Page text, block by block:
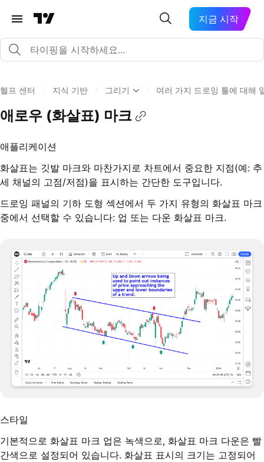
지금 시작
헬프 센터 지식 기반 그리기 여러 가지 드로잉 툴에 대해
애로우 (화살표) 마크
애플리케이션
화살표는 깃발 마크와 마찬가지로 차트에서 중요한 지점(예: 추
세 채널의 고점/저점)을 표시하는 간단한 도구입니다.
드로잉 패널의 기하 도형 섹션에서 두 가지 유형의 화살표 마크
중에서 선택할 수 있습니다: 업 또는 다운 화살표 마크.
스타일
기본적으로 화살표 마크 업은 녹색으로, 화살표 마크 다운은 빨
간색으로 설정되어 있습니다. 화살표 표시의 크기는 고정되어